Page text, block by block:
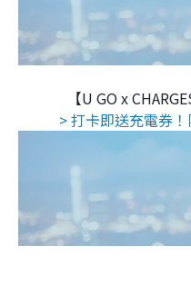
【U GO x
> 打卡即送充電券